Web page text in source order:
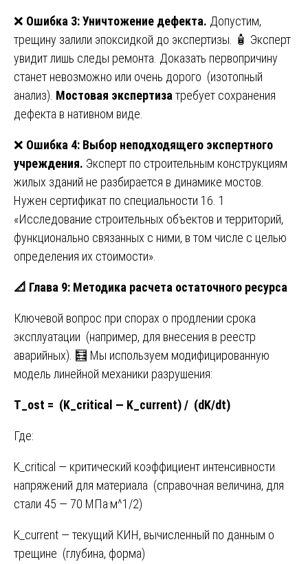
❌ Ошибка 3: Уничтожение дефекта. Допустим,
трещину залили эпоксидкой до экспертизы. 🧴 Эксперт
увидит лишь следы ремонта. Доказать первопричину
станет невозможно или очень дорого (изотопный
анализ). Мостовая экспертиза требует сохранения
дефекта в нативном виде.
❌ Ошибка 4: Выбор неподходящего экспертного
учреждения. Эксперт по строительным конструкциям
жилых зданий не разбирается в динамике мостов.
Нужен сертификат по специальности 16. 1
«Исследование строительных объектов и территорий,
функционально связанных с ними, в том числе с целью
определения их стоимости».
📐 Глава 9: Методика расчета остаточного ресурса
Ключевой вопрос при спорах о продлении срока
эксплуатации (например, для внесения в реестр
аварийных). 🧮 Мы используем модифицированную
модель линейной механики разрушения:
T_ost = (K_critical — K_current) / (dK/dt)
Где:
K_critical — критический коэффициент интенсивности
напряжений для материала (справочная величина, для
стали 45 — 70 МПа·м^1/2)
K_current — текущий КИН, вычисленный по данным о
трещине (глубина, форма)